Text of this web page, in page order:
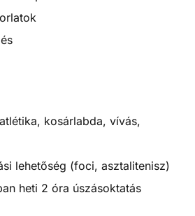
kosárlabda, vívás,
lehetőség (foci, asztalitenisz)
heti 2 óra úszásoktatás